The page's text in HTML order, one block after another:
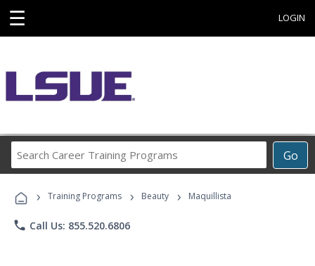
☰ LOGIN
Go
Career
Programs
› Training Programs › Beauty › Maquillista
phone Call Us: 855.520.6806